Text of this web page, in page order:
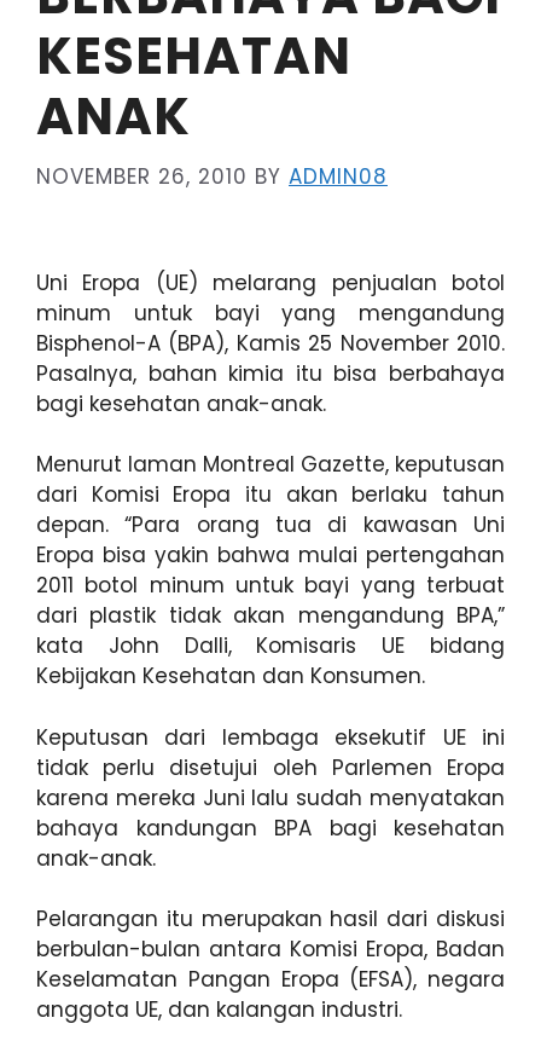
KESEHATAN
ANAK
NOVEMBER 26, 2010 BY ADMIN08
Uni Eropa (UE) melarang penjualan botol
minum untuk bayi yang mengandung
Bisphenol-A (BPA), Kamis 25 November 2010.
Pasalnya, bahan kimia itu bisa berbahaya
bagi kesehatan anak-anak.
Menurut laman Montreal Gazette, keputusan
dari Komisi Eropa itu akan berlaku tahun
depan. “Para orang tua di kawasan Uni
Eropa bisa yakin bahwa mulai pertengahan
2011 botol minum untuk bayi yang terbuat
dari plastik tidak akan mengandung BPA,”
kata John Dalli, Komisaris UE bidang
Kebijakan Kesehatan dan Konsumen.
Keputusan dari lembaga eksekutif UE ini
tidak perlu disetujui oleh Parlemen Eropa
karena mereka Juni lalu sudah menyatakan
bahaya kandungan BPA bagi kesehatan
anak-anak.
Pelarangan itu merupakan hasil dari diskusi
berbulan-bulan antara Komisi Eropa, Badan
Keselamatan Pangan Eropa (EFSA), negara
anggota UE, dan kalangan industri.